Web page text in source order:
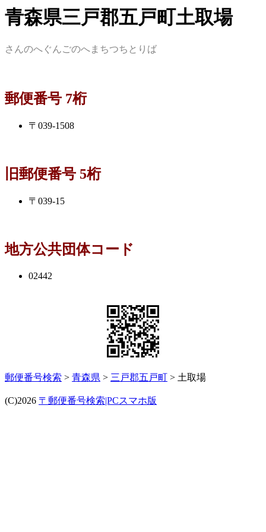
青森県三戸郡五戸町土取場
さんのへぐんごのへまちつちとりば
郵便番号 7桁
〒039-1508
旧郵便番号 5桁
〒039-15
地方公共団体コード
02442
郵便番号検索 > 青森県 > 三戸郡五戸町 > 土取場
(C)2026 〒郵便番号検索|PCスマホ版